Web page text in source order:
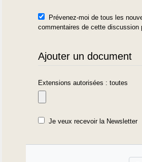
Prévenez-moi de tous les
commentaires de cette discussion
Ajouter un document
Extensions autorisées : toutes
Je veux recevoir la Newsletter